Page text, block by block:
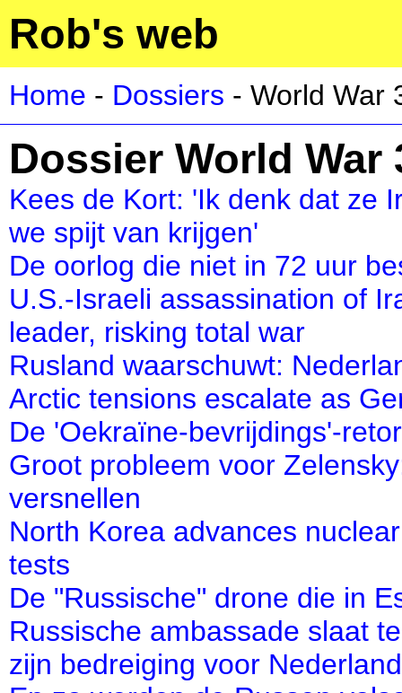
Rob's web
Home - Dossiers - World War
Dossier World War
Kees de Kort: 'Ik denk dat ze
we spijt van krijgen'
De oorlog die niet in 72 uur
U.S.-Israeli assassination of
leader, risking total war
Rusland waarschuwt:
Arctic tensions escalate as
De 'Oekraïne-bevrijdings'-
Groot probleem voor
versnellen
North Korea advances
tests
De "Russische" drone die in
Russische ambassade slaat
zijn bedreiging voor